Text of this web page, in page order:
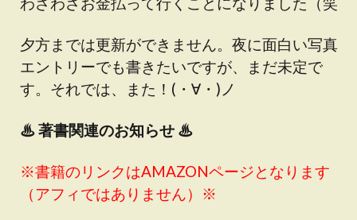
夕方までは更新ができません。夜に面白い写真
エントリーでも書きたいですが、まだ未定で
す。それでは、また！(・∀・)ノ
♨著書関連のお知らせ ♨
※書籍のリンクはAMAZONページとなります
（アフィではありません）※